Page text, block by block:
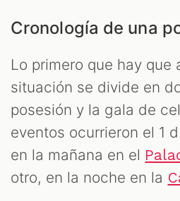
Cronología de una
Lo primero que hay que
situación se divide en
posesión y la gala de
eventos ocurrieron el 1
en la mañana en el
otro, en la noche en la